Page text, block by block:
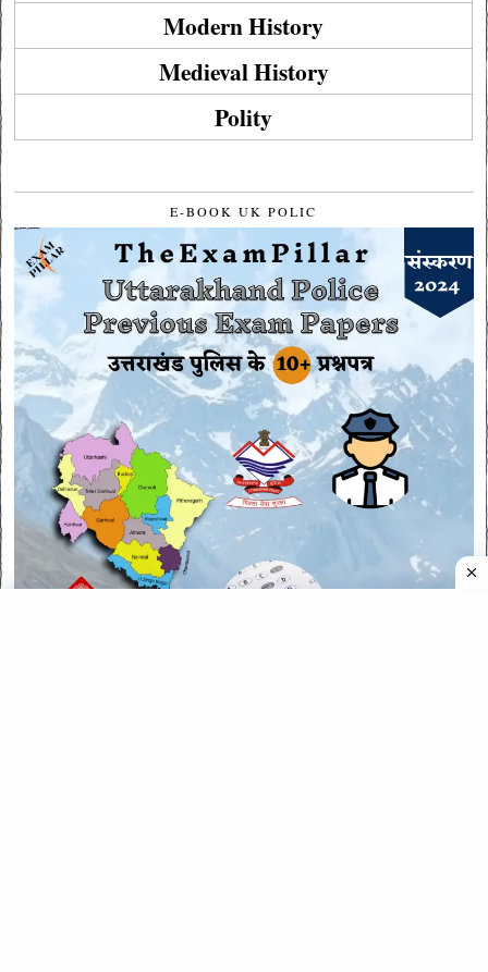
Modern History
Medieval History
Polity
E-BOOK UK POLIC